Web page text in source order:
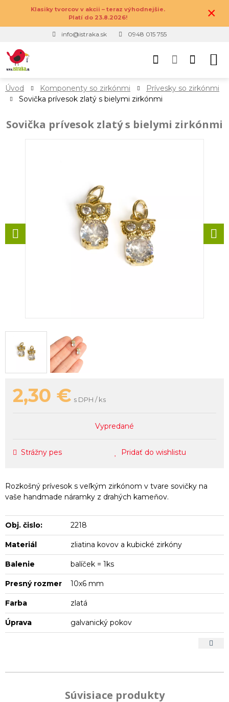
Klasiky tvorcov v akcii – teraz výhodnejšie.
Platí do 23.8.2026!
×
info@istraka.sk 0948 015 755
Úvod Komponenty so zirkónmi
Prívesky so zirkónmi
Sovička prívesok zlatý s bielymi zirkónmi
Sovička prívesok zlatý s bielymi zirkónmi
2,30 € s DPH / ks
Vypredané
Strážny pes Pridať do wishlistu
Rozkošný prívesok s veľkým zirkónom v tvare sovičky na
vaše handmade náramky z drahých kameňov.
Obj. čislo: 2218
Materiál zliatina kovov a kubické zirkóny
Balenie balíček = 1ks
Presný rozmer 10x6 mm
Farba zlatá
Úprava galvanický pokov
Súvisiace produkty